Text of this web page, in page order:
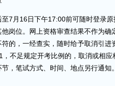
7月16日下午17:00前可随时登录
他岗位。网上资格审查结果不作为
符的，一经查实，随时给予取消引
，不足规定开考比例的，取消或相
，笔试方式、时间、地点另行通知。